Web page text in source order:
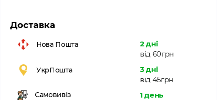
Доставка
Нова Пошта
2 дні
від 60грн
УкрПошта
3 дні
від 45грн
Самовивіз
1 день